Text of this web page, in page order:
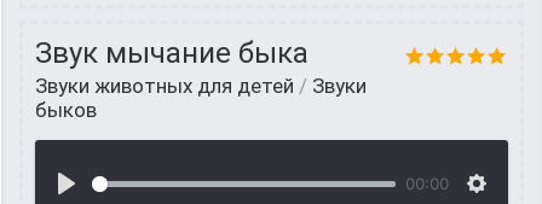
Звук мычание быка
Звуки животных для детей / Звуки
быков
00:00